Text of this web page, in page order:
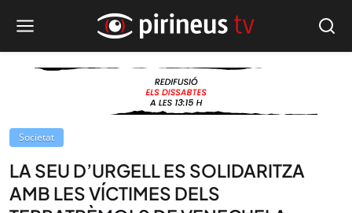
Societat
LA SEU D’URGELL ES SOLIDARITZA
AMB LES VÍCTIMES DELS